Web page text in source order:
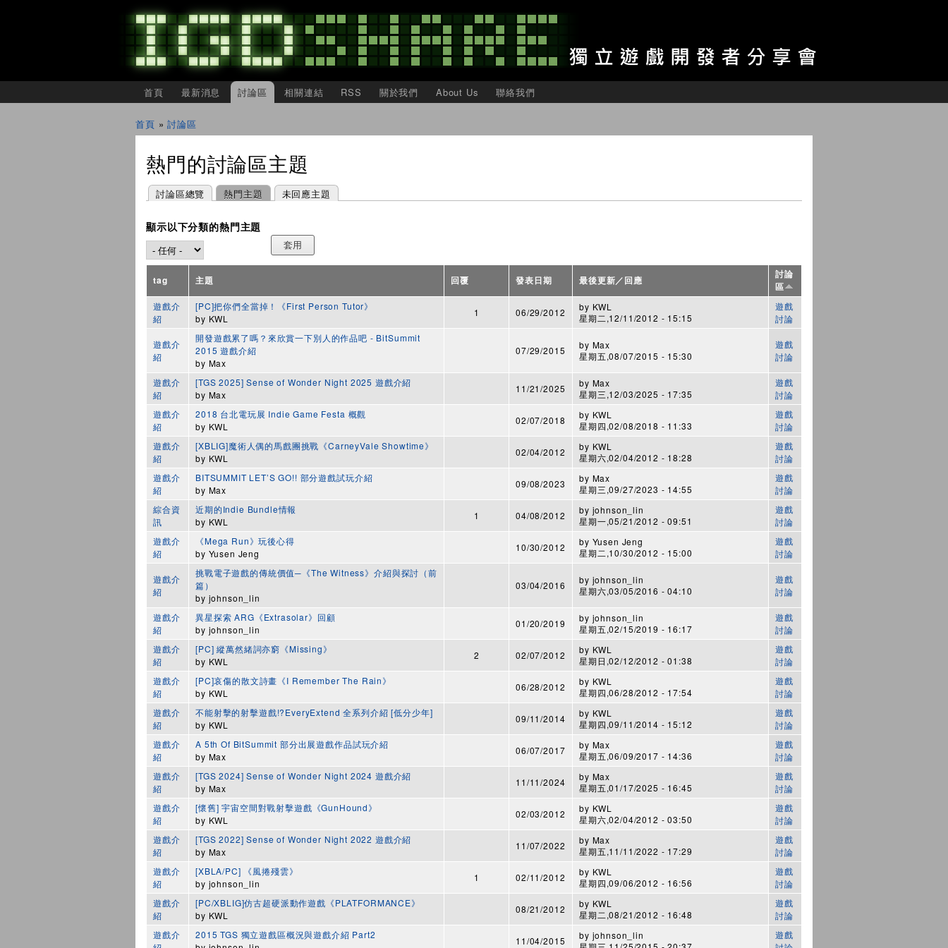
至
主
容
IGDSHARE
首頁 最新消息 討論區 相關連結 RSS 關於我們 About Us 聯絡我們
首頁 »討論區
熱門的討論區主題
主要索引標籤
討論區總覽 熱門主題
(作用中頁籤) 未回應主題
顯示以下分類的熱門主題
tag 主題 回覆 發表日期 最後更新／回應
討論
區
遊戲介
紹
[PC]把你們全當掉！《First Person Tutor》
by KWL
1 06/29/2012 by KWL
星期二,12/11/2012 - 15:15
遊戲
討論
遊戲介
紹
開發遊戲累了嗎？來欣賞一下別人的作品吧 - BitSummit
2015 遊戲介紹
by Max
07/29/2015 by Max
星期五,08/07/2015 - 15:30
遊戲
討論
遊戲介
紹
[TGS 2025] Sense of Wonder Night 2025 遊戲介紹
by Max
11/21/2025 by Max
星期三,12/03/2025 - 17:35
遊戲
討論
遊戲介
紹
2018 台北電玩展 Indie Game Festa 概觀
by KWL
02/07/2018 by KWL
星期四,02/08/2018 - 11:33
遊戲
討論
遊戲介
紹
[XBLIG]魔術人偶的馬戲團挑戰《CarneyVale Showtime》
by KWL
02/04/2012 by KWL
星期六,02/04/2012 - 18:28
遊戲
討論
遊戲介
紹
BITSUMMIT LET’S GO!! 部分遊戲試玩介紹
by Max
09/08/2023 by Max
星期三,09/27/2023 - 14:55
遊戲
討論
綜合資
訊
近期的Indie Bundle情報
by KWL
1 04/08/2012 by johnson_lin
星期一,05/21/2012 - 09:51
遊戲
討論
遊戲介
紹
《Mega Run》玩後心得
by Yusen Jeng
10/30/2012 by Yusen Jeng
星期二,10/30/2012 - 15:00
遊戲
討論
遊戲介
紹
挑戰電子遊戲的傳統價值─《The Witness》介紹與探討（前
篇）
by johnson_lin
03/04/2016 by johnson_lin
星期六,03/05/2016 - 04:10
遊戲
討論
遊戲介
紹
異星探索 ARG《Extrasolar》回顧
by johnson_lin
01/20/2019 by johnson_lin
星期五,02/15/2019 - 16:17
遊戲
討論
遊戲介
紹
[PC] 縱萬然緒詞亦窮《Missing》
by KWL
2 02/07/2012 by KWL
星期日,02/12/2012 - 01:38
遊戲
討論
遊戲介
紹
[PC]哀傷的散文詩畫《I Remember The Rain》
by KWL
06/28/2012 by KWL
星期四,06/28/2012 - 17:54
遊戲
討論
遊戲介
紹
不能射擊的射擊遊戲!?EveryExtend 全系列介紹 [低分少年]
by KWL
09/11/2014 by KWL
星期四,09/11/2014 - 15:12
遊戲
討論
遊戲介
紹
A 5th Of BitSummit 部分出展遊戲作品試玩介紹
by Max
06/07/2017 by Max
星期五,06/09/2017 - 14:36
遊戲
討論
遊戲介
紹
[TGS 2024] Sense of Wonder Night 2024 遊戲介紹
by Max
11/11/2024 by Max
星期五,01/17/2025 - 16:45
遊戲
討論
遊戲介
紹
[懷舊] 宇宙空間對戰射擊遊戲《GunHound》
by KWL
02/03/2012 by KWL
星期六,02/04/2012 - 03:50
遊戲
討論
遊戲介
紹
[TGS 2022] Sense of Wonder Night 2022 遊戲介紹
by Max
11/07/2022 by Max
星期五,11/11/2022 - 17:29
遊戲
討論
遊戲介
紹
[XBLA/PC] 《風捲殘雲》
by johnson_lin
1 02/11/2012 by KWL
星期四,09/06/2012 - 16:56
遊戲
討論
遊戲介
紹
[PC/XBLIG]仿古超硬派動作遊戲《PLATFORMANCE》
by KWL
08/21/2012 by KWL
星期二,08/21/2012 - 16:48
遊戲
討論
遊戲介
2015 TGS 獨立遊戲區概況與遊戲介紹 Part2
11/04/2015 by johnson_lin
遊戲